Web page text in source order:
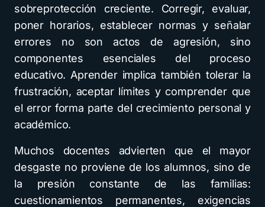
sobreprotección creciente. Corregir, evaluar,
poner horarios, establecer normas y señalar
errores no son actos de agresión, sino
componentes esenciales del proceso
educativo. Aprender implica también tolerar la
frustración, aceptar límites y comprender que
el error forma parte del crecimiento personal y
académico.
Muchos docentes advierten que el mayor
desgaste no proviene de los alumnos, sino de
la presión constante de las familias:
cuestionamientos permanentes, exigencias